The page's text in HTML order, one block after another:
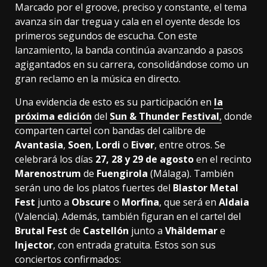
Marcado por el groove, preciso y constante, el tema
avanza sin dar tregua y cala en el oyente desde los
primeros segundos de escucha. Con este
lanzamiento, la banda continúa avanzando a pasos
agigantados en su carrera, consolidándose como un
gran reclamo en la música en directo.
Una evidencia de esto es su participación en la
próxima edición del Sun & Thunder Festival, donde
comparten cartel con bandas del calibre de
Avantasia, Soen, Lordi o Eivør, entre otros. Se
celebrará los días 27, 28 y 29 de agostoen el recinto
Marenostrum de Fuengirola (Málaga). También
serán uno de los platos fuertes del Blastor Metal
Fest junto a Obscure o Morfina, que será en Aldaia
(Valencia). Además, también figuran en el cartel del
Brutal Fest de Castellón junto a Vhäldemare
Injector, con entrada gratuita. Estos son sus
conciertos confirmados: